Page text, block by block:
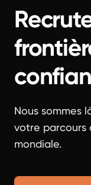
Nous sommes
votre parcours
mondiale.